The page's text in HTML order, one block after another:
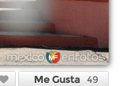
Me Gusta 49